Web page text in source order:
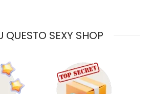
QUESTO SEXY SHOP